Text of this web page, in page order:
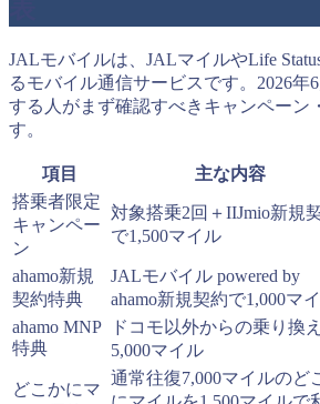
JALモバイルは、JALマイルやLife
るモバイル通信サービスです。2026年
する人がまず確認すべきキャンペーン
す。
項目 主な内容
搭乗者限定
キャンペー
ン
対象搭乗2回＋IIJmio新規
で1,500マイル
ahamo新規
契約特典
JALモバイル powered by
ahamo新規契約で1,000マ
ahamo MNP
特典
ドコモ以外からの乗り換
5,000マイル
どこかにマ
通常往復7,000マイルのど